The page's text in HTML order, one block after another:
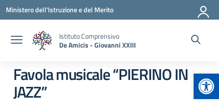
Vai ai contenuti
Vai al menu di navigazione
Vai al footer
Ministero dell'Istruzione e del Merito
Istituto Comprensivo
De Amicis - Giovanni XXIII
Favola musicale “PIERINO IN
JAZZ”